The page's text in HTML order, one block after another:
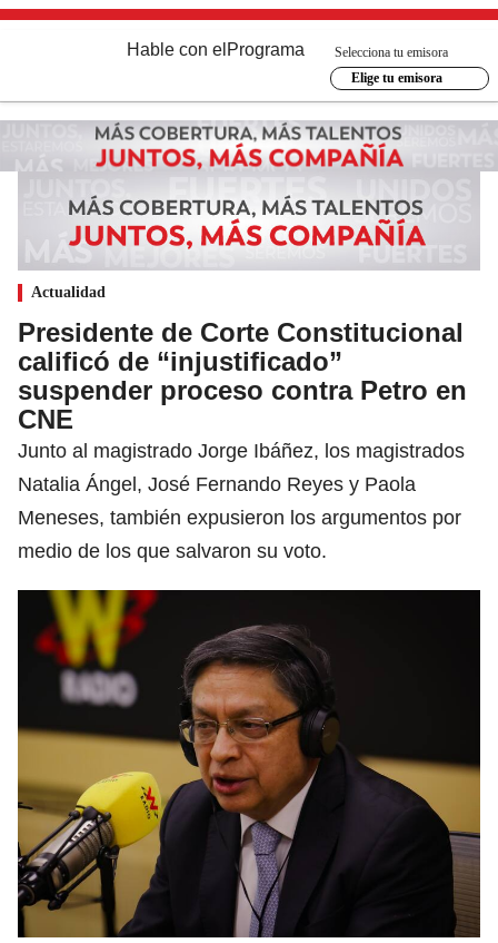
Hable con el Programa
Selecciona tu emisora
Elige tu emisora
Actualidad
Presidente de Corte Constitucional
calificó de “injustificado”
suspender proceso contra Petro en
CNE
Junto al magistrado Jorge Ibáñez, los magistrados
Natalia Ángel, José Fernando Reyes y Paola
Meneses, también expusieron los argumentos por
medio de los que salvaron su voto.